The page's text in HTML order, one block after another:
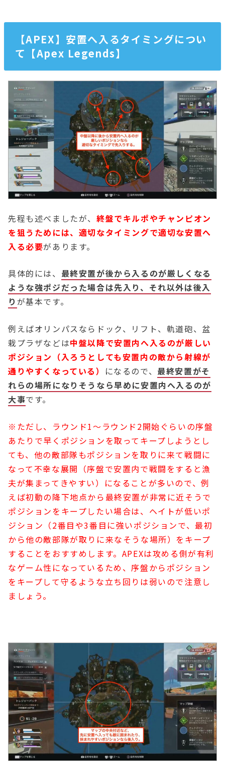
【APEX】安置へ入るタイミングについ
て【Apex Legends】
先程も述べましたが、 終盤でキルポやチャンピオン
を狙うためには、適切なタイミングで適切な安置へ
入る必要があります。
具体的には、 最終安置が後から入るのが厳しくなる
ような強ポジだった場合は先入り、それ以外は後入
り が基本です。
例えばオリンパスならドック、リフト、軌道砲、盆
栽プラザなどは中盤以降で安置内へ入るのが厳しい
ポジション（入ろうとしても安置内の敵から射線が
通りやすくなっている） になるので、 最終安置がそ
れらの場所になりそうなら早めに安置内へ入るのが
大事です。
※ただし、ラウンド1〜ラウンド2開始ぐらいの序盤
あたりで早くポジションを取ってキープしようとし
ても、他の敵部隊もポジションを取りに来て戦闘に
なって不幸な展開（序盤で安置内で戦闘をすると漁
夫が集まってきやすい）になることが多いので、例
えば初動の降下地点から最終安置が非常に近そうで
ポジションをキープしたい場合は、ヘイトが低いポ
ジション（2番目や3番目に強いポジションで、最初
から他の敵部隊が取りに来なそうな場所）をキープ
することをおすすめします。APEXは攻める側が有利
なゲーム性になっているため、序盤からポジション
をキープして守るような立ち回りは弱いので注意し
ましょう。